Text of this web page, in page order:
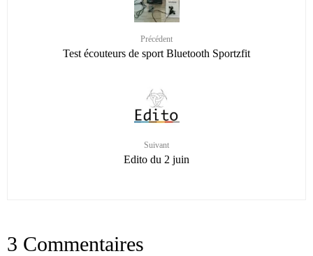
Précédent
Test écouteurs de sport Bluetooth Sportzfit
Suivant
Edito du 2 juin
3 Commentaires